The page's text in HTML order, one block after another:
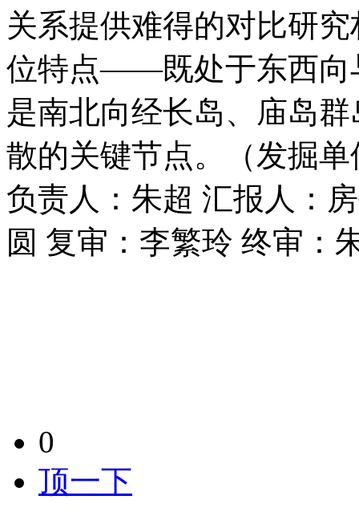
关系提供难得的对比研
位特点——既处于东西向
是南北向经长岛、庙岛
散的关键节点。（发掘
负责人：朱超 汇报人：
圆 复审：李繁玲 终审：
0
顶一下